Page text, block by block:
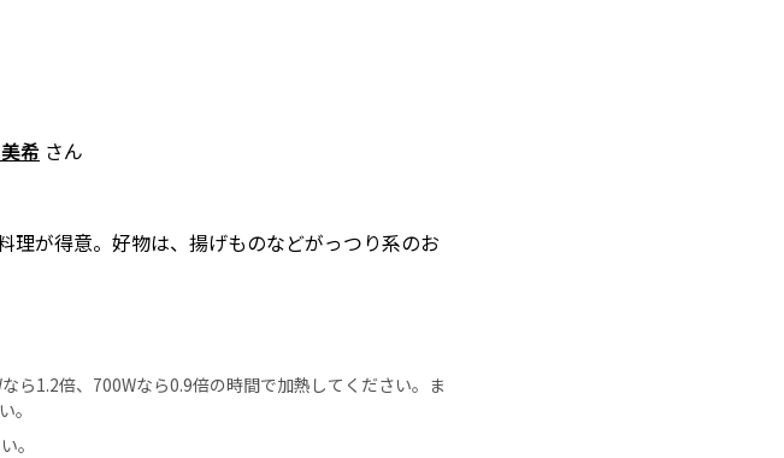
希 さん
理が得意。好物は、揚げものなどがっつり系のお
ら1.2倍、700Wなら0.9倍の時間で加熱してください。ま
。
。